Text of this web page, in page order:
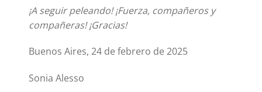
¡A seguir peleando! ¡Fuerza, compañeros y
compañeras! ¡Gracias!
Buenos Aires, 24 de febrero de 2025
Sonia Alesso